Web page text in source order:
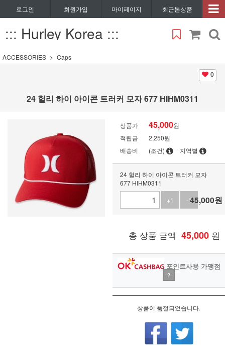
로그인 회원가입 마이페이지 최근본상품
::: Hurley Korea :::
ACCESSORIES Caps
0
24 헐리 하이 아이콘 트러커 모자 677 HIHM0311
상품가 45,000원
적립금
2,250원
배송비
(조건) 지역별
24 헐리 하이 아이콘 트러커 모자
677 HIHM0311
+1
-145,000원
총 상품 금액 45,000 원
포인트사용 가맹점
?
상품이 품절되었습니다.